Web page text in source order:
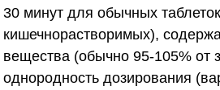
30 минут для обычных
кишечнорастворимых),
вещества (обычно 95-105% от
однородность дозирования